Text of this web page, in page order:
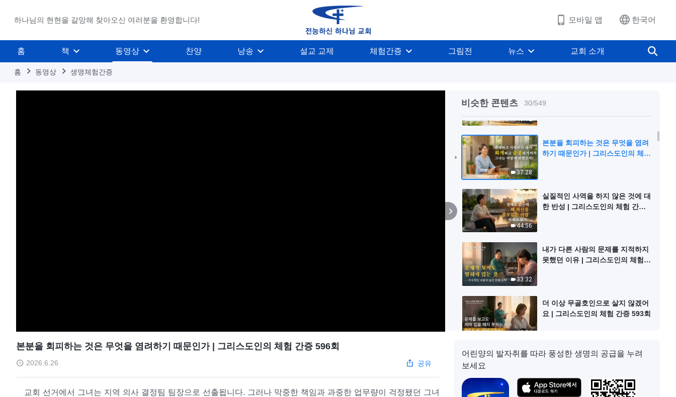
하나님의 현현을 갈망해 찾아오신 여러분을 환영합니다! 모바일 앱 한국어
홈 책 동영상 찬양 낭송 설교 교제 체험간증 그림전 뉴스 교회 소개
홈 동영상 생명체험간증
비슷한 콘텐츠 30/549
리스도인의 체험 간증 598회
49:12
체험 간증 597회
37:28
본분을 회피하는 것은 무엇을 염려
하기 때문인가 | 그리스도인의 체험
44:56
실질적인 사역을 하지 않은 것에 대
한 반성 | 그리스도인의 체험 간증
33:32
내가 다른 사람의 문제를 지적하지
못했던 이유 | 그리스도인의 체험
40:24
더 이상 무골호인으로 살지 않겠어
요 | 그리스도인의 체험 간증 593회
50:35
문제를 지적하는 것은 약점을 들추
험 간증 591회
본분을 회피하는 것은 무엇을 염려하기 때문인가 | 그리스도인의 체험 간증 596회
2026.6.26 공유
교회 선거에서 그녀는 지역 의사 결정팀 팀장으로 선출됩니다. 그러나 막중한 책임과 과중한 업무량이 걱정됐던 그녀
어린양의 발자취를 따라 풍성한 생명의 공급을 누려
보세요